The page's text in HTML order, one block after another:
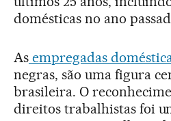
domésticas no ano
Asempregadas
negras, são uma figura
brasileira. O
direitos trabalhistas foi